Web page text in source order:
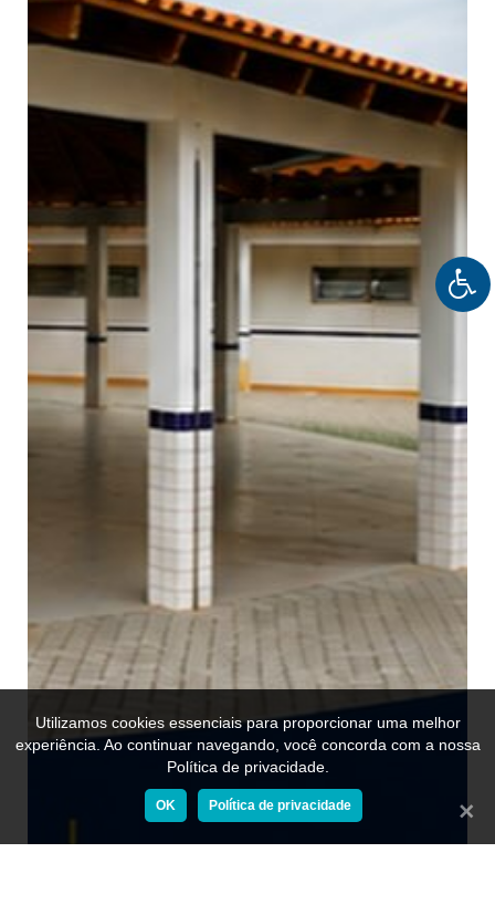
Utilizamos cookies essenciais para proporcionar uma melhor
experiência. Ao continuar navegando, você concorda com a nossa
Política de privacidade.
OK Política de privacidade Fechar